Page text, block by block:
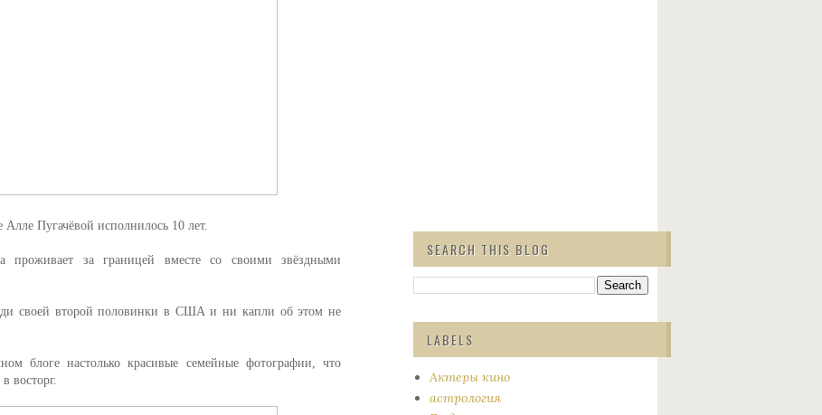
Пугачёвой исполнилось 10 лет.
проживает за границей вместе со своими звёздными
своей второй половинки в США и ни капли об этом не
блоге настолько красивые семейные фотографии, что
восторг.
SEARCH THIS BLOG
LABELS
Актеры кино
астрология